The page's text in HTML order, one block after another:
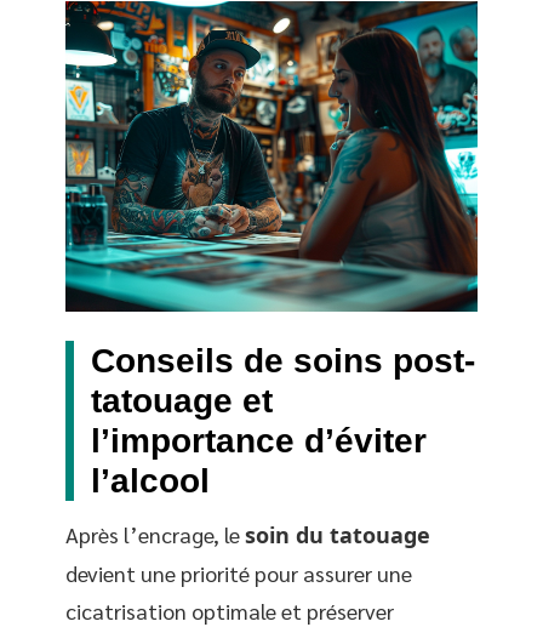
Conseils de soins post-
tatouage et
l’importance d’éviter
l’alcool
Après l’encrage, lesoin du tatouage
devient une priorité pour assurer une
cicatrisation optimale et préserver